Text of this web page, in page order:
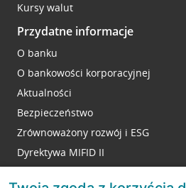
Kursy walut
Przydatne informacje
O banku
O bankowości korporacyjnej
Aktualności
Bezpieczeństwo
Zrównoważony rozwój i ESG
Dyrektywa MIFID II